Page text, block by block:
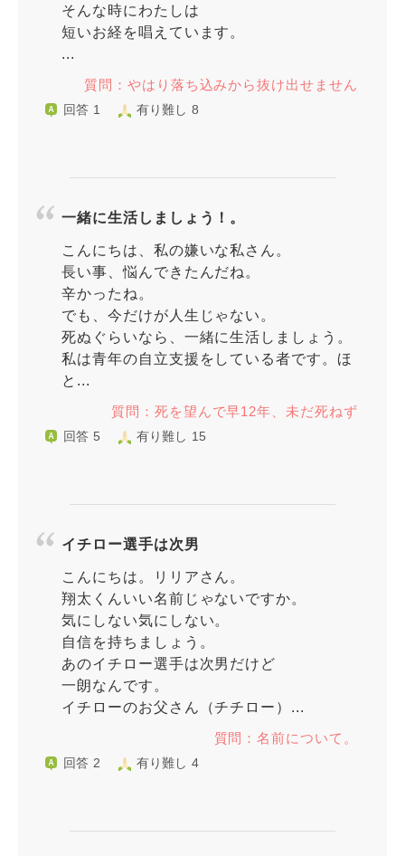
そんな時にわたしは
短いお経を唱えています。
...
質問：やはり落ち込みから抜け出せません
回答 1 有り難し 8
一緒に生活しましょう！。
こんにちは、私の嫌いな私さん。
長い事、悩んできたんだね。
辛かったね。
でも、今だけが人生じゃない。
死ぬぐらいなら、一緒に生活しましょう。
私は青年の自立支援をしている者です。ほ
と...
質問：死を望んで早12年、未だ死ねず
回答 5 有り難し 15
イチロー選手は次男
こんにちは。リリアさん。
翔太くんいい名前じゃないですか。
気にしない気にしない。
自信を持ちましょう。
あのイチロー選手は次男だけど
一朗なんです。
イチローのお父さん（チチロー）...
質問：名前について。
回答 2 有り難し 4